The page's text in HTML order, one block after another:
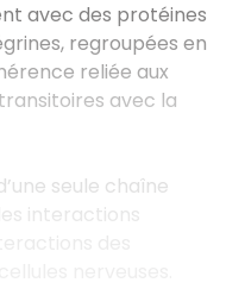
avec des protéines
regroupées en
reliée aux
avec la
seule chaîne
interactions